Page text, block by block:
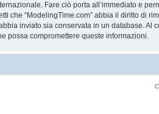
Fare ciò porta all’immediato e
che “ModelingTime.com” abbia il diritto di
inviato sia conservata in un database.
possa compromettere queste informazioni.